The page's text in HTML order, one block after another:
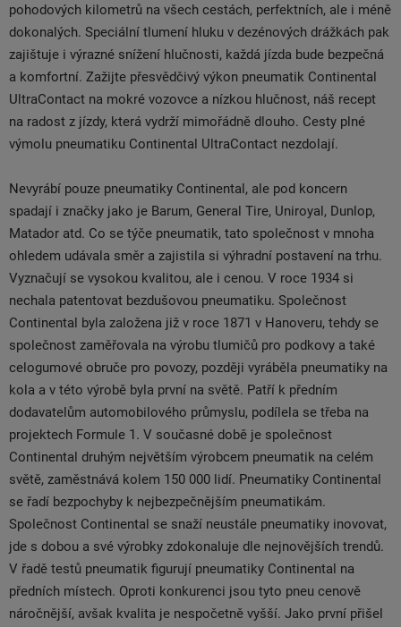
pohodových kilometrů na všech cestách, perfektních, ale i méně
dokonalých. Speciální tlumení hluku v dezénových drážkách pak
zajištuje i výrazné snížení hlučnosti, každá jízda bude bezpečná
a komfortní. Zažijte přesvědčivý výkon pneumatik Continental
UltraContact na mokré vozovce a nízkou hlučnost, náš recept
na radost z jízdy, která vydrží mimořádně dlouho. Cesty plné
výmolu pneumatiku Continental UltraContact nezdolají.
Nevyrábí pouze pneumatiky Continental, ale pod koncern
spadají i značky jako je Barum, General Tire, Uniroyal, Dunlop,
Matador atd. Co se týče pneumatik, tato společnost v mnoha
ohledem udávala směr a zajistila si výhradní postavení na trhu.
Vyznačují se vysokou kvalitou, ale i cenou. V roce 1934 si
nechala patentovat bezdušovou pneumatiku. Společnost
Continental byla založena již v roce 1871 v Hanoveru, tehdy se
společnost zaměřovala na výrobu tlumičů pro podkovy a také
celogumové obruče pro povozy, později vyráběla pneumatiky na
kola a v této výrobě byla první na světě. Patří k předním
dodavatelům automobilového průmyslu, podílela se třeba na
projektech Formule 1. V současné době je společnost
Continental druhým největším výrobcem pneumatik na celém
světě, zaměstnává kolem 150 000 lidí. Pneumatiky Continental
se řadí bezpochyby k nejbezpečnějším pneumatikám.
Společnost Continental se snaží neustále pneumatiky inovovat,
jde s dobou a své výrobky zdokonaluje dle nejnovějších trendů.
V řadě testů pneumatik figurují pneumatiky Continental na
předních místech. Oproti konkurenci jsou tyto pneu cenově
náročnější, avšak kvalita je nespočetně vyšší. Jako první přišel